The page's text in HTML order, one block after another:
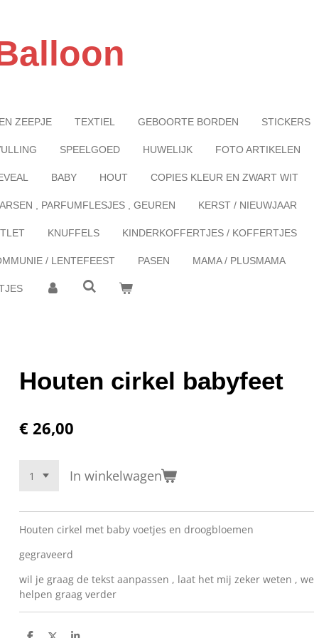
ZEEPJE TEXTIEL GEBOORTE BORDEN STICKERS
SPEELGOED HUWELIJK FOTO ARTIKELEN
BABY HOUT COPIES KLEUR EN ZWART WIT
, PARFUMFLESJES , GEUREN KERST / NIEUWJAAR
KNUFFELS KINDERKOFFERTJES / KOFFERTJES
/ LENTEFEEST PASEN MAMA / PLUSMAMA
Houten cirkel babyfeet
€ 26,00
In winkelwagen
Houten cirkel met baby voetjes en droogbloemen
gegraveerd
wil je graag de tekst aanpassen , laat het mij zeker weten , we
helpen graag verder